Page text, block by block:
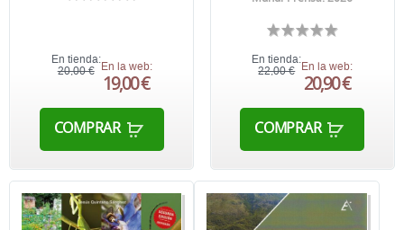
En tienda:
20,00 € En la web:
19,00 €
COMPRAR
En tienda:
22,00 € En la web:
20,90 €
COMPRAR